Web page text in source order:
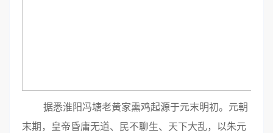
据悉淮阳冯塘老黄家熏鸡起源于元末明初。元朝
末期，皇帝昏庸无道、民不聊生、天下大乱，以朱元